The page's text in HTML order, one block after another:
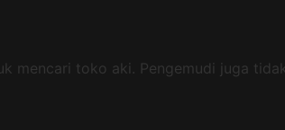
mencari toko aki. Pengemudi juga